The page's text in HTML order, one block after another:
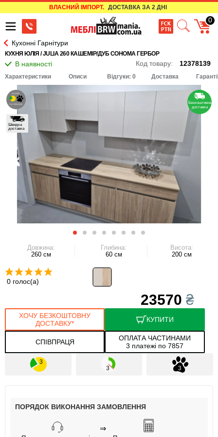
ВЛАСНИЙ ІМПОРТ. ДОСТАВКА ЗА 2 ДНІ
0
Кухонні Гарнітури
КУХНЯ ЮЛІЯ / JULIA 260 КАШЕМІР/ДУБ СОНОМА ГЕРБОР
Код товару: 12378139
Характеристики Описи Відгуки: 0 Доставка
Довжина:
260 см
Глибина:
60 см
Висота:
200 см
0 голос(а)
23570 ₴
КУПИТИ
СПІВПРАЦЯ
ХОЧУ БЕЗКОШТОВНУ
ДОСТАВКУ*
ОПЛАТА ЧАСТИНАМИ
3 платежі по 7857
ПОРЯДОК ВИКОНАННЯ ЗАМОВЛЕННЯ
⇒